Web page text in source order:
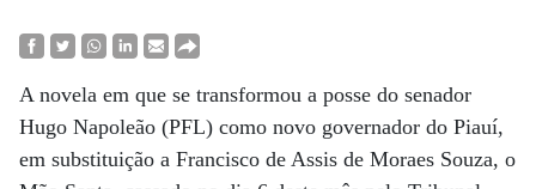
A novela em que se transformou a posse do senador
Hugo Napoleão (PFL) como novo governador do Piauí,
em substituição a Francisco de Assis de Moraes Souza, o